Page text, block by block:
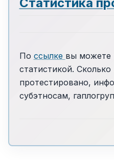
По ссылке вы можете
статистикой. Сколько
протестировано,
субэтносам,